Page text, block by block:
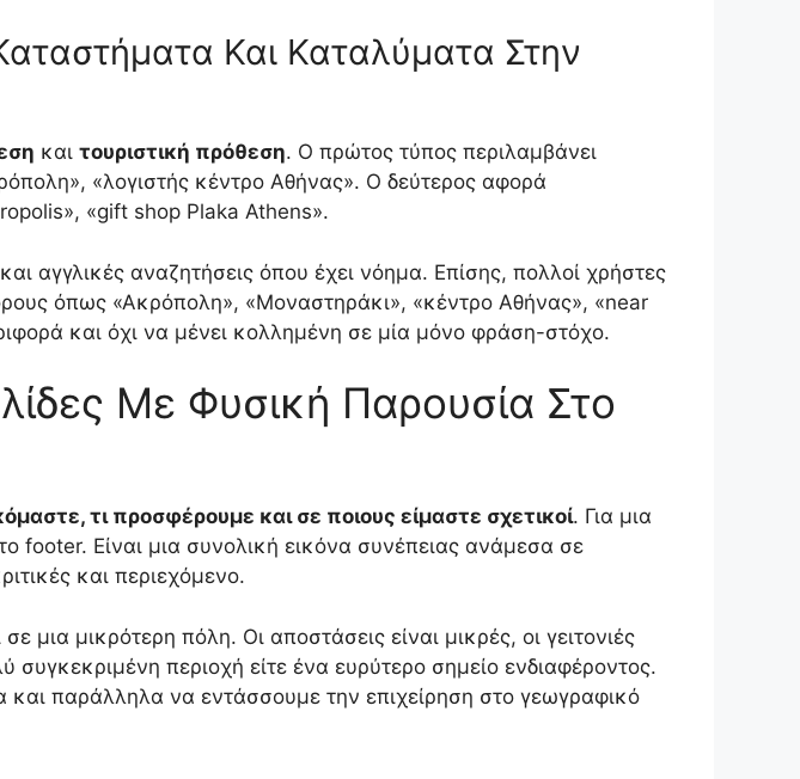
Και Καταλύματα Στην
και τουριστική πρόθεση. Ο πρώτος τύπος περιλαμβάνει
«λογιστής κέντρο Αθήνας». Ο δεύτερος αφορά
«gift shop Plaka Athens».
αγγλικές αναζητήσεις όπου έχει νόημα. Επίσης, πολλοί χρήστες
όπως «Ακρόπολη», «Μοναστηράκι», «κέντρο Αθήνας», «near
και όχι να μένει κολλημένη σε μία μόνο φράση-στόχο.
Με Φυσική Παρουσία Στο
τι προσφέρουμε και σε ποιους είμαστε σχετικοί. Για μια
footer. Είναι μια συνολική εικόνα συνέπειας ανάμεσα σε
και περιεχόμενο.
μια μικρότερη πόλη. Οι αποστάσεις είναι μικρές, οι γειτονιές
περιοχή είτε ένα ευρύτερο σημείο ενδιαφέροντος.
και παράλληλα να εντάσσουμε την επιχείρηση στο γεωγραφικό